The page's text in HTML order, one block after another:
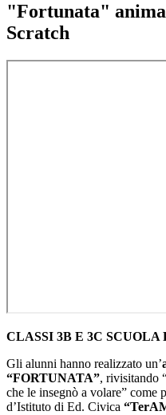
"Fortunata"
Scratch
CLASSI 3B E 3C
Gli alunni hanno realizzato un’
“FORTUNATA”, rivisitando
che le insegnò a volare”
d’Istituto di Ed. Civica